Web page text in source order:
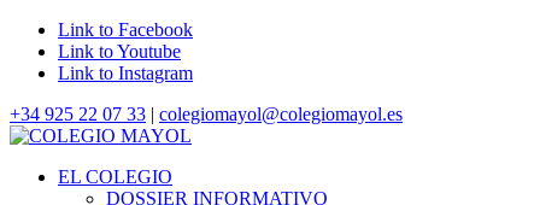
Link to Facebook
Link to Youtube
Link to Instagram
+34 925 22 07 33 | colegiomayol@colegiomayol.es
EL COLEGIO
DOSSIER INFORMATIVO